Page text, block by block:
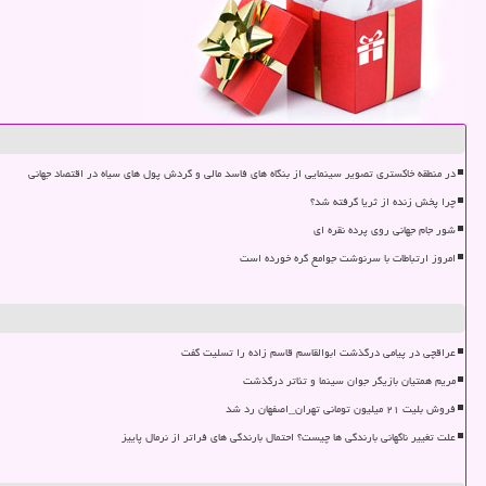
در منطقه خاکستری تصویر سینمایی از بنگاه های فاسد مالی و گردش پول های سیاه در اقتصاد جهانی
چرا پخش زنده از ثریا گرفته شد؟
شور جام جهانی روی پرده نقره ای
امروز ارتباطات با سرنوشت جوامع گره خورده است
عراقچی در پیامی درگذشت ابوالقاسم قاسم زاده را تسلیت گفت
مریم همتیان بازیگر جوان سینما و تئاتر درگذشت
فروش بلیت ۲۱ میلیون تومانی تهران_اصفهان رد شد
علت تغییر ناگهانی بارندگی ها چیست؟ احتمال بارندگی های فراتر از نرمال پاییز